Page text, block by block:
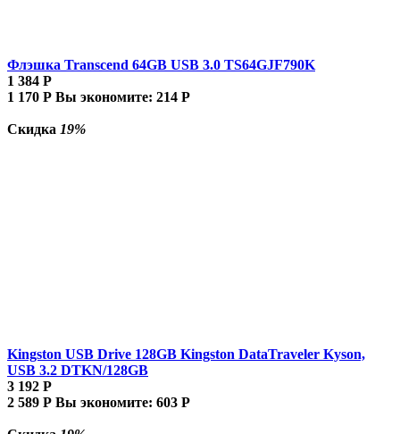
Флэшка Transcend 64GB USB 3.0 TS64GJF790K
1 384 Р
1 170 Р Вы экономите: 214 Р
Скидка 19%
Kingston USB Drive 128GB Kingston DataTraveler Kyson,
USB 3.2 DTKN/128GB
3 192 Р
2 589 Р Вы экономите: 603 Р